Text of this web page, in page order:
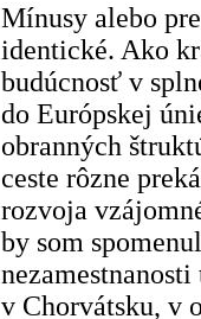
Mínusy alebo
identické. Ako
budúcnosť v
do Európskej
obranných
ceste rôzne
rozvoja
by som
v Chorvátsku, v